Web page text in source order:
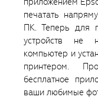
печатать
ПК. Теперь для
устройств не
компьютер и
принтером.
бесплатное
ваши любимые